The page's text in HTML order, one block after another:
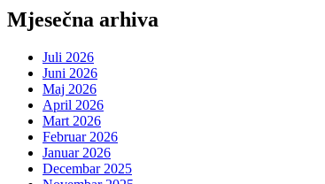
Mjesečna arhiva
Juli 2026
Juni 2026
Maj 2026
April 2026
Mart 2026
Februar 2026
Januar 2026
Decembar 2025